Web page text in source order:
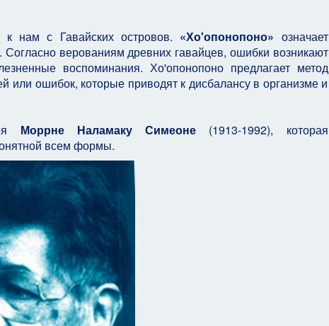
нам с Гавайских островов. «Хо'опонопоно» означает
. Согласно верованиям древних гавайцев, ошибки возникают
воспоминания. Хо'опонопоно предлагает метод
или ошибок, которые приводят к дисбалансу в организме и
Моррне Наламаку Симеоне (1913-1992), которая
всем формы.